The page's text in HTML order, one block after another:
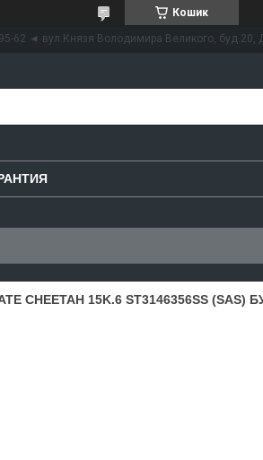
Кошик
62 ◄ вул.Князя Володимира Великого, буд.20,
CHEETAH 15K.6 ST3146356SS (SAS)